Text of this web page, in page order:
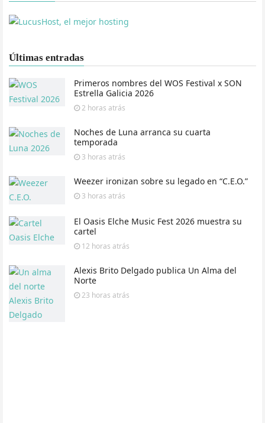
Últimas entradas
Primeros nombres del WOS Festival x SON
Estrella Galicia 2026
2 horas atrás
Noches de Luna arranca su cuarta
temporada
3 horas atrás
Weezer ironizan sobre su legado en “C.E.O.”
3 horas atrás
El Oasis Elche Music Fest 2026 muestra su
cartel
12 horas atrás
Alexis Brito Delgado publica Un Alma del
Norte
23 horas atrás